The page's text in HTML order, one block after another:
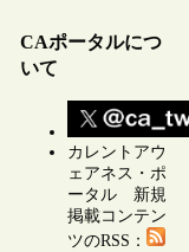
CAポータルにつ
いて
カレントアウ
ェアネス・ポ
ータル 新規
掲載コンテン
ツのRSS：